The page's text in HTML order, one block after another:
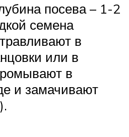
посева – 1-2
семена
в
или в
в
и замачивают